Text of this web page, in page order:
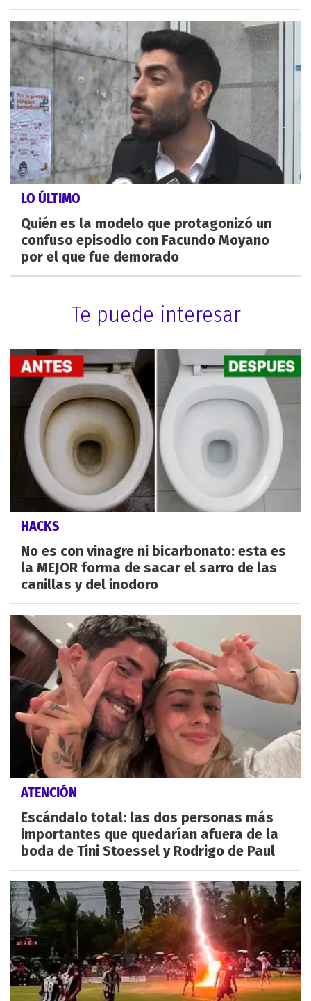
LO ÚLTIMO
Quién es la modelo que protagonizó un
confuso episodio con Facundo Moyano
por el que fue demorado
Te puede interesar
HACKS
No es con vinagre ni bicarbonato: esta es
la MEJOR forma de sacar el sarro de las
canillas y del inodoro
ATENCIÓN
Escándalo total: las dos personas más
importantes que quedarían afuera de la
boda de Tini Stoessel y Rodrigo de Paul